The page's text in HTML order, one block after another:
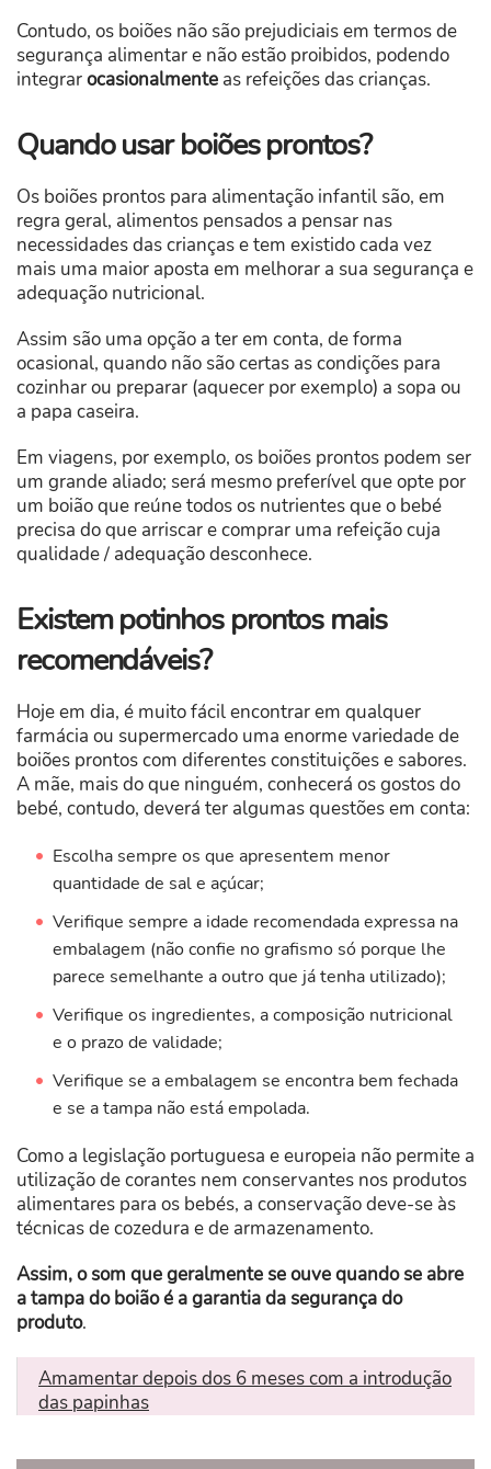
Contudo, os boiões não são prejudiciais em termos de
segurança alimentar e não estão proibidos, podendo
integrarocasionalmente as refeições das crianças.
Quando usar boiões prontos?
Os boiões prontos para alimentação infantil são, em
regra geral, alimentos pensados a pensar nas
necessidades das crianças e tem existido cada vez
mais uma maior aposta em melhorar a sua segurança e
adequação nutricional.
Assim são uma opção a ter em conta, de forma
ocasional, quando não são certas as condições para
cozinhar ou preparar (aquecer por exemplo) a sopa ou
a papa caseira.
Em viagens, por exemplo, os boiões prontos podem ser
um grande aliado; será mesmo preferível que opte por
um boião que reúne todos os nutrientes que o bebé
precisa do que arriscar e comprar uma refeição cuja
qualidade / adequação desconhece.
Existem potinhos prontos mais
recomendáveis?
Hoje em dia, é muito fácil encontrar em qualquer
farmácia ou supermercado uma enorme variedade de
boiões prontos com diferentes constituições e sabores.
A mãe, mais do que ninguém, conhecerá os gostos do
bebé, contudo, deverá ter algumas questões em conta:
Escolha sempre os que apresentem menor
quantidade de sal e açúcar;
Verifique sempre a idade recomendada expressa na
embalagem (não confie no grafismo só porque lhe
parece semelhante a outro que já tenha utilizado);
Verifique os ingredientes, a composição nutricional
e o prazo de validade;
Verifique se a embalagem se encontra bem fechada
e se a tampa não está empolada.
Como a legislação portuguesa e europeia não permite a
utilização de corantes nem conservantes nos produtos
alimentares para os bebés, a conservação deve-se às
técnicas de cozedura e de armazenamento.
Assim, o som que geralmente se ouve quando se abre
a tampa do boião é a garantia da segurança do
produto.
Amamentar depois dos 6 meses com a introdução
das papinhas